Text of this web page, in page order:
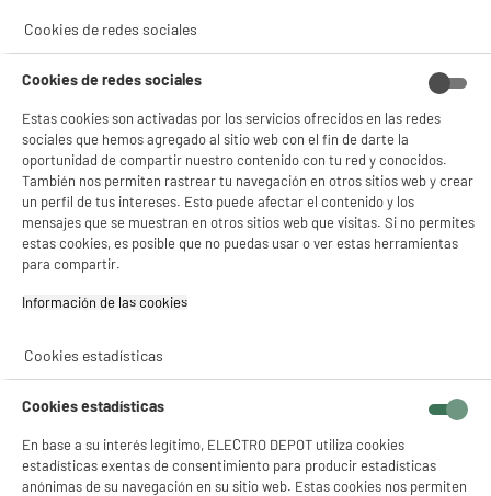
★★★★★
★★★★★
4.2
compare_product
9 €
PRECIO IMBATIBLE
★★★★★
★★★★★
4.5 )
compare_product
Microondas 20L 700W, Blanco, 5 Niveles
Potencia HIGH ONE, MWO 20 MX63L W 902C
Capacidad : 20 L
Cookies de redes sociales
Cookies de redes sociales
Estas cookies son activadas por los servicios ofrecidos en las redes
sociales que hemos agregado al sitio web con el fin de darte la
oportunidad de compartir nuestro contenido con tu red y conocidos.
También nos permiten rastrear tu navegación en otros sitios web y crear
un perfil de tus intereses. Esto puede afectar el contenido y los
mensajes que se muestran en otros sitios web que visitas. Si no permites
estas cookies, es posible que no puedas usar o ver estas herramientas
para compartir.
Información de las cookies‎
Cookies estadísticas
Cookies estadísticas
En base a su interés legítimo, ELECTRO DEPOT utiliza cookies
estadísticas exentas de consentimiento para producir estadísticas
anónimas de su navegación en su sitio web. Estas cookies nos permiten